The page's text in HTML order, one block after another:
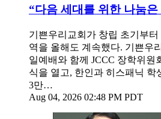
“다음 세대를 위한 나눔
기쁜우리교회가 창립 초기부
역을 올해도 계속했다. 기쁜우
일예배와 함께 JCCC 장학위원
식을 열고, 한인과 히스패닉 학
3만…
Aug 04, 2026 02:48 PM PDT